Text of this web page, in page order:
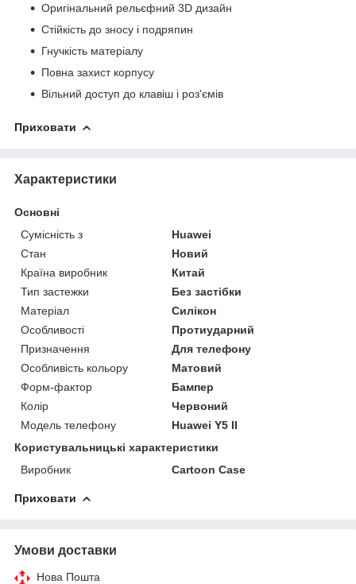
Оригінальний рельєфний 3D дизайн
Стійкість до зносу і подряпин
Гнучкість матеріалу
Повна захист корпусу
Вільний доступ до клавіш і роз'ємів
Приховати
Характеристики
Основні
Сумісність з
Huawei
Стан
Новий
Країна виробник
Китай
Тип застежки
Без застібки
Матеріал
Силікон
Особливості
Протиударний
Призначення
Для телефону
Особливість кольору
Матовий
Форм-фактор
Бампер
Колір
Червоний
Модель телефону
Huawei Y5 II
Користувальницькі характеристики
Виробник
Cartoon Case
Приховати
Умови доставки
Нова Пошта